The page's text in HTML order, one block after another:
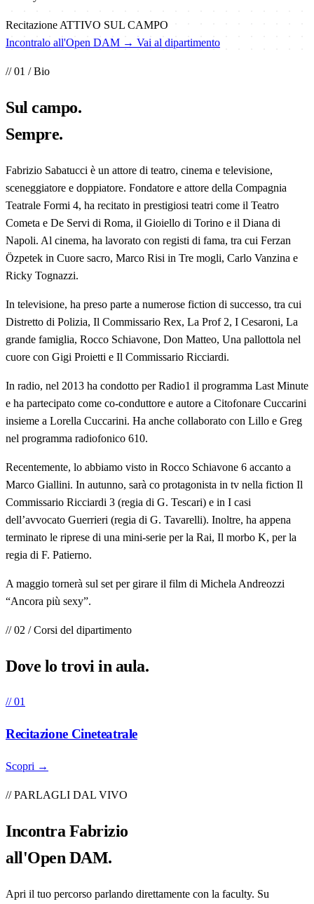
Recitazione ATTIVO SUL CAMPO
Incontralo all'Open DAM → Vai al dipartimento
// 01 / Bio
Sulcampo.
Sempre.
Fabrizio Sabatucci è un attore di teatro, cinema e televisione,
sceneggiatore e doppiatore. Fondatore e attore della Compagnia
Teatrale Formi 4, ha recitato in prestigiosi teatri come il Teatro
Cometa e De Servi di Roma, il Gioiello di Torino e il Diana di
Napoli. Al cinema, ha lavorato con registi di fama, tra cui Ferzan
Özpetek in Cuore sacro, Marco Risi in Tre mogli, Carlo Vanzina e
Ricky Tognazzi.
In televisione, ha preso parte a numerose fiction di successo, tra cui
Distretto di Polizia, Il Commissario Rex, La Prof 2, I Cesaroni, La
grande famiglia, Rocco Schiavone, Don Matteo, Una pallottola nel
cuore con Gigi Proietti e Il Commissario Ricciardi.
In radio, nel 2013 ha condotto per Radio1 il programma Last Minute
e ha partecipato come co-conduttore e autore a Citofonare Cuccarini
insieme a Lorella Cuccarini. Ha anche collaborato con Lillo e Greg
nel programma radiofonico 610.
Recentemente, lo abbiamo visto in Rocco Schiavone 6 accanto a
Marco Giallini. In autunno, sarà co protagonista in tv nella fiction Il
Commissario Ricciardi 3 (regia di G. Tescari) e in I casi
dell’avvocato Guerrieri (regia di G. Tavarelli). Inoltre, ha appena
terminato le riprese di una mini-serie per la Rai, Il morbo K, per la
regia di F. Patierno.
A maggio tornerà sul set per girare il film di Michela Andreozzi
“Ancora più sexy”.
// 02 / Corsi del dipartimento
Dove lo trovi in aula.
// 01
Recitazione Cineteatrale
Scopri →
// PARLAGLI DAL VIVO
Incontra Fabrizio
all'Open DAM.
Apri il tuo percorso parlando direttamente con la faculty. Su